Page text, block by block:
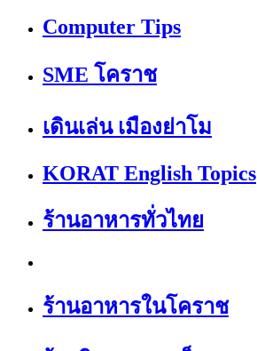
Computer Tips
SME โคราช
เดินเล่น เมืองย่าโม
KORAT English Topics
ร้านอาหารทั่วไทย
ร้านอาหารในโคราช